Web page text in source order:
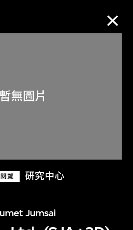
覽 研究中心
Jumsai
二十及二十一世紀視覺